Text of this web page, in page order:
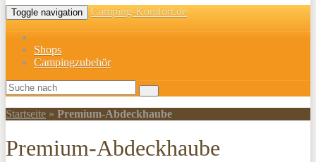
Toggle navigation Camping-Komfort.de
Shops
Campingzubehör
Startseite » Premium-Abdeckhaube
Premium-Abdeckhaube